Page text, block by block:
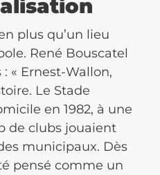
plus qu’un lieu
René Bouscatel
« Ernest-Wallon,
Le Stade
en 1982, à une
de clubs jouaient
municipaux. Dès
pensé comme un